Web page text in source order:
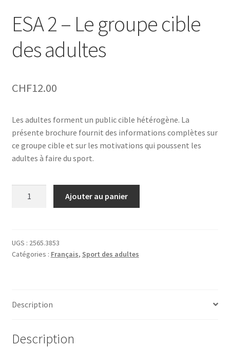
ESA 2 – Le groupe cible
des adultes
CHF12.00
Les adultes forment un public cible hétérogène. La
présente brochure fournit des informations complètes sur
ce groupe cible et sur les motivations qui poussent les
adultes à faire du sport.
–
Le
adultes
Ajouter au panier
UGS : 2565.3853
Catégories : Français, Sport des adultes
Description
Description